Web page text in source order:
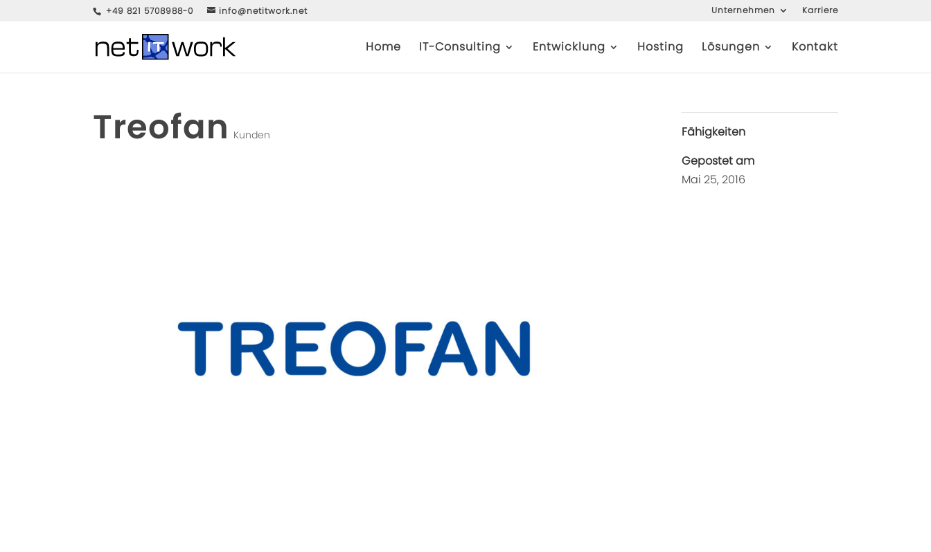
+49 821 5708988-0 info@netitwork.net Unternehmen Karriere
Home IT-Consulting Entwicklung Hosting Lösungen Kontakt
Treofan Kunden Fähigkeiten
Gepostet am
Mai 25, 2016